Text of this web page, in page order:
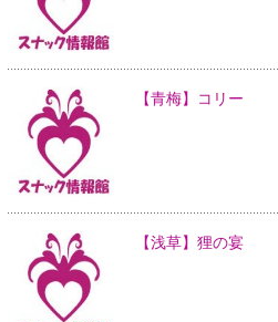
【青梅】コリー
【浅草】狸の宴